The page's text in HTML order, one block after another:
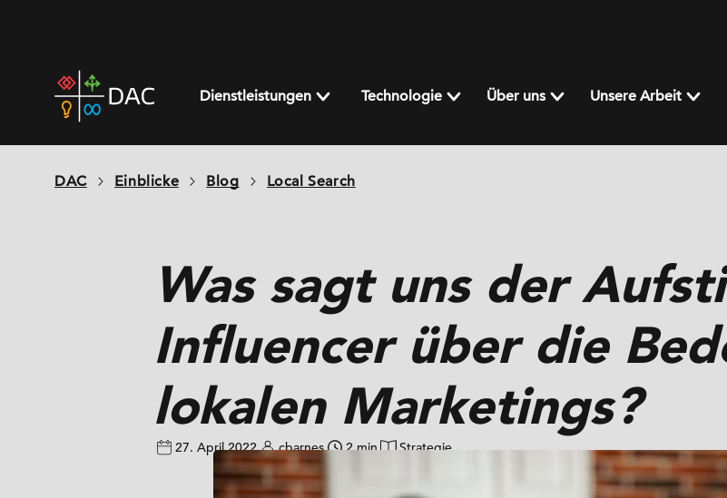
home
page
Dienstleistungen Technologie Über uns Unsere Arbeit
DAC Einblicke Blog Local Search
Was sagt uns der
Influencer über die
lokalen Marketings?
27. April 2022 cbarnes 2 min Strategie